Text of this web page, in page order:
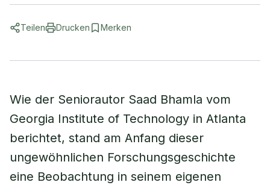
Teilen Drucken Merken
Wie der Seniorautor Saad Bhamla vom
Georgia Institute of Technology in Atlanta
berichtet, stand am Anfang dieser
ungewöhnlichen Forschungsgeschichte
eine Beobachtung in seinem eigenen